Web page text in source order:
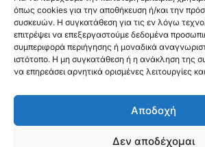
όπως cookies για την αποθήκευση ή/και την
συσκευών. Η συγκατάθεση για τις εν λόγω
επιτρέψει να επεξεργαστούμε δεδομένα
συμπεριφορά περιήγησης ή μοναδικά
ιστότοπο. Η μη συγκατάθεση ή η ανάκληση της
να επηρεάσει αρνητικά ορισμένες λειτουργίες
Αποδοχή
Δεν αποδέχομαι
OikonomiaPlus.gr
Oikotropia.gr
© 2025Orama Group(Orama Group Μ.Ι.Κ.Ε.)